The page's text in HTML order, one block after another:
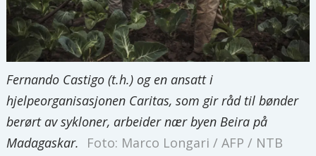
Fernando Castigo (t.h.) og en ansatt i
hjelpeorganisasjonen Caritas, som gir råd til bønder
berørt av sykloner, arbeider nær byen Beira på
Madagaskar.
Foto: Marco Longari / AFP / NTB